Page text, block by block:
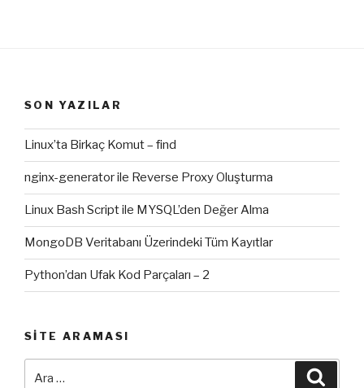
SON YAZILAR
Linux’ta Birkaç Komut – find
nginx-generator ile Reverse Proxy Oluşturma
Linux Bash Script ile MYSQL’den Değer Alma
MongoDB Veritabanı Üzerindeki Tüm Kayıtlar
Python’dan Ufak Kod Parçaları – 2
SITE ARAMASI